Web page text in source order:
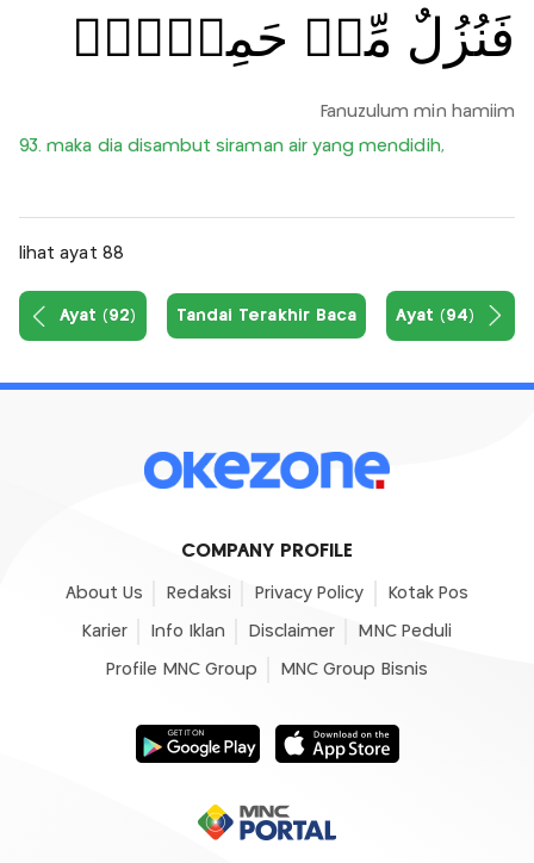
فَنُزُلٌ مِّنۡ حَمِيۡمٍۙ
Fanuzulum min hamiim
93. maka dia disambut siraman air yang mendidih,
lihat ayat 88
Ayat (92) Tandai Terakhir Baca Ayat (94)
COMPANY PROFILE
About Us Redaksi Privacy Policy Kotak Pos
Karier Info Iklan Disclaimer MNC Peduli
Profile MNC Group MNC Group Bisnis